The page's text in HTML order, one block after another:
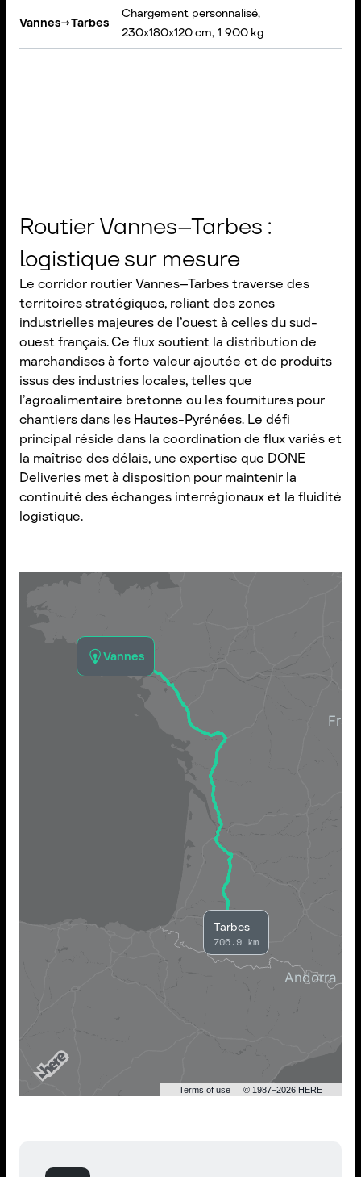
Vannes→Tarbes
Chargement personnalisé,
230x180x120 cm, 1 900 kg
Routier Vannes–Tarbes :
logistique sur mesure
Le corridor routier Vannes–Tarbes traverse des
territoires stratégiques, reliant des zones
industrielles majeures de l’ouest à celles du sud-
ouest français. Ce flux soutient la distribution de
marchandises à forte valeur ajoutée et de produits
issus des industries locales, telles que
l’agroalimentaire bretonne ou les fournitures pour
chantiers dans les Hautes-Pyrénées. Le défi
principal réside dans la coordination de flux variés et
la maîtrise des délais, une expertise que DONE
Deliveries met à disposition pour maintenir la
continuité des échanges interrégionaux et la fluidité
logistique.
Vannes
Tarbes
706.9 km
Terms of use © 1987–2026 HERE